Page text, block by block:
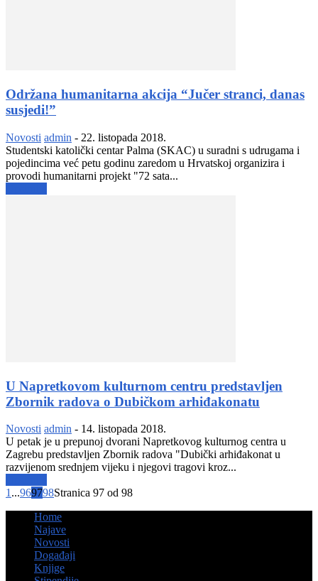
Održana humanitarna akcija “Jučer stranci, danas
susjedi!”
Novosti admin - 22. listopada 2018.
Studentski katolički centar Palma (SKAC) u suradni s udrugama i
pojedincima već petu godinu zaredom u Hrvatskoj organizira i
provodi humanitarni projekt "72 sata...
U Napretkovom kulturnom centru predstavljen
Zbornik radova o Dubičkom arhiđakonatu
Novosti admin - 14. listopada 2018.
U petak je u prepunoj dvorani Napretkovog kulturnog centra u
Zagrebu predstavljen Zbornik radova "Dubički arhiđakonat u
razvijenom srednjem vijeku i njegovi tragovi kroz...
1 ...969798Stranica 97 od 98
Home
Najave
Novosti
Događaji
Knjige